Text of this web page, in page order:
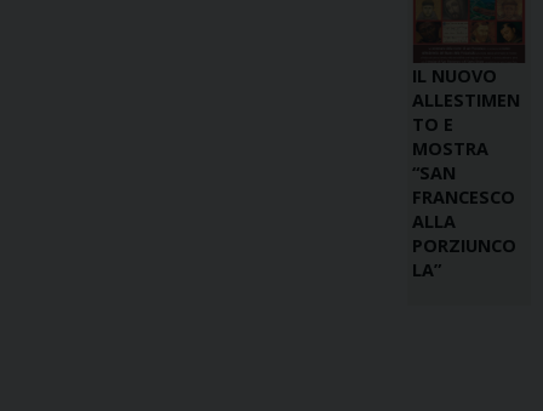
IL NUOVO
ALLESTIMEN
TO E
MOSTRA
“SAN
FRANCESCO
ALLA
PORZIUNCO
LA”